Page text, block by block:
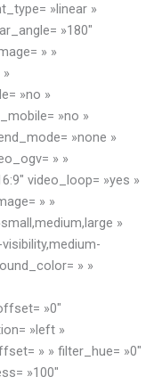
»linear »
»180″
» »
»no »
»no »
»none »
» »
video_loop= »yes »
» »
»
» »
»0″
»left »
» » filter_hue= »0″
»100″